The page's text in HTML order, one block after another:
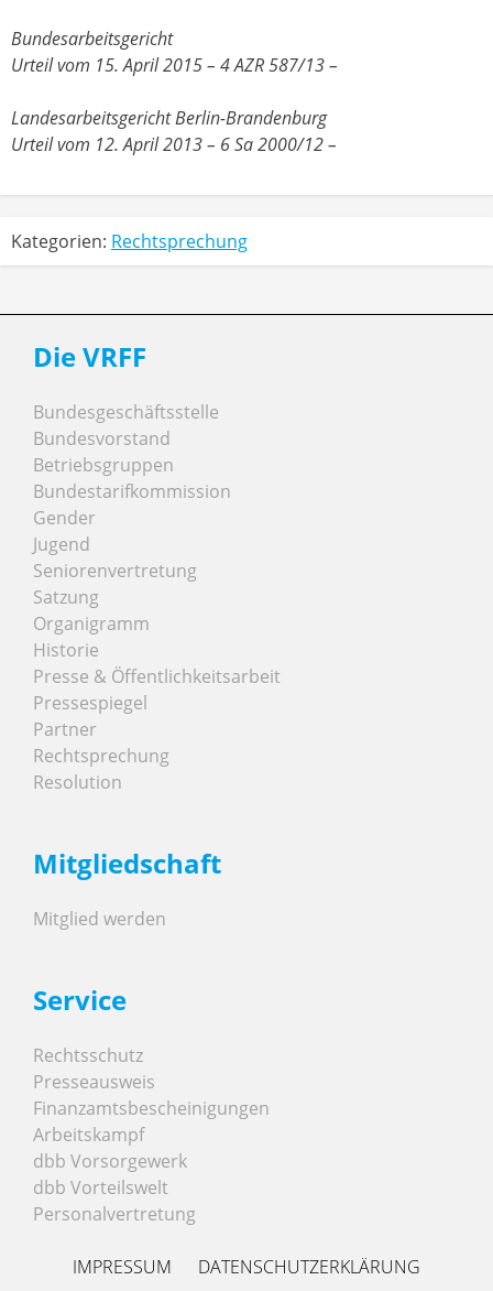
Bundesarbeitsgericht
Urteil vom 15. April 2015 – 4 AZR 587/13 –
Landesarbeitsgericht Berlin-Brandenburg
Urteil vom 12. April 2013 – 6 Sa 2000/12 –
Kategorien: Rechtsprechung
Die VRFF
Bundesgeschäftsstelle
Bundesvorstand
Betriebsgruppen
Bundestarifkommission
Gender
Jugend
Seniorenvertretung
Satzung
Organigramm
Historie
Presse & Öffentlichkeitsarbeit
Pressespiegel
Partner
Rechtsprechung
Resolution
Mitgliedschaft
Mitglied werden
Service
Rechtsschutz
Presseausweis
Finanzamtsbescheinigungen
Arbeitskampf
dbb Vorsorgewerk
dbb Vorteilswelt
Personalvertretung
IMPRESSUM DATENSCHUTZERKLÄRUNG